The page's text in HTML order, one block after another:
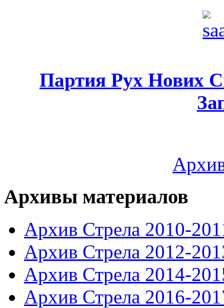
Партия Рух Нових
Архивы материалов
Архив Стрела 2010-
Архив Стрела 2012-
Архив Стрела 2014-
Архив Стрела 2016-